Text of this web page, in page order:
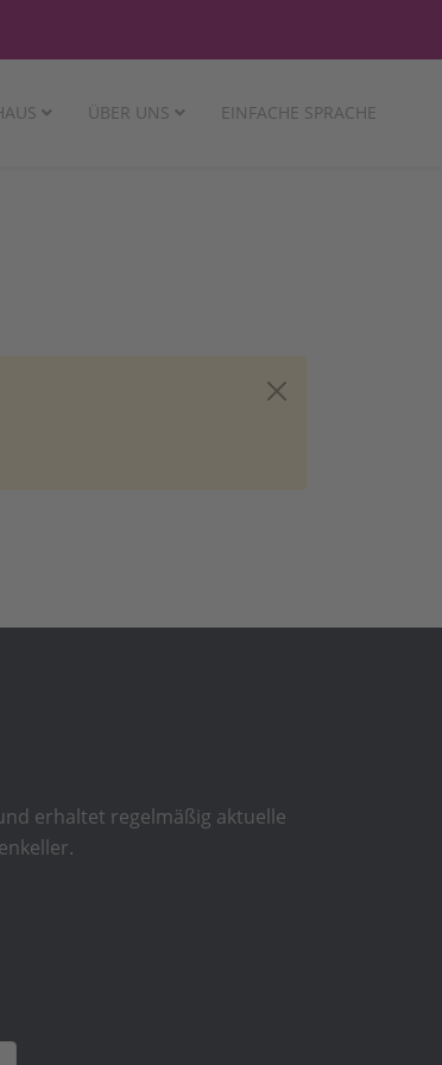
ÜBER UNS EINFACHE SPRACHE
erhaltet regelmäßig aktuelle